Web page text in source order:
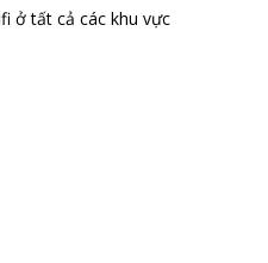
ở tất cả các khu vực